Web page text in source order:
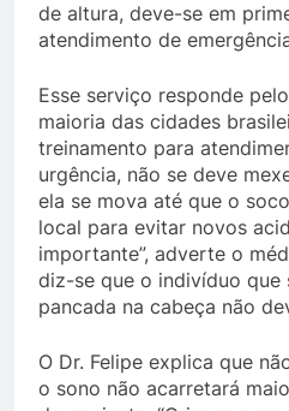
de altura, deve-se em
atendimento de
Esse serviço responde
maioria das cidades
treinamento para
urgência, não se deve
ela se mova até que o
local para evitar novos
importante”, adverte o
diz-se que o indivíduo
pancada na cabeça não
O Dr. Felipe explica que
o sono não acarretará